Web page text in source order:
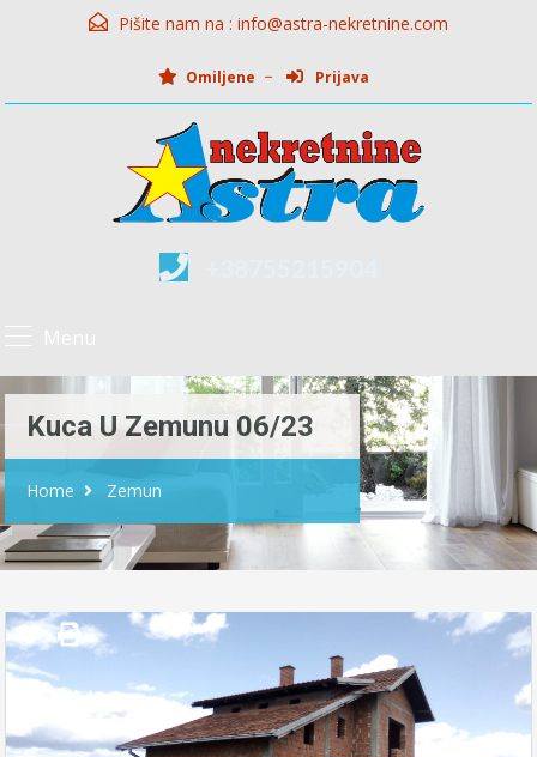
Pišite nam na : info@astra-nekretnine.com
Omiljene Prijava
Kuca U Zemunu 06/23
Home Zemun